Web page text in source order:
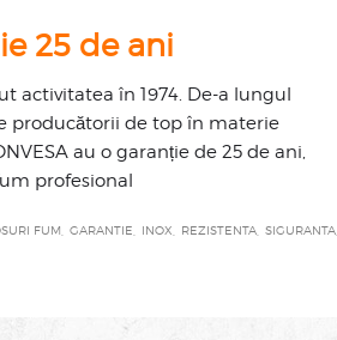
25 de ani
activitatea în 1974. De-a lungul
producătorii de top în materie
au o garanție de 25 de ani,
profesional
FUM GARANTIE INOX REZISTENTA SIGURANTA